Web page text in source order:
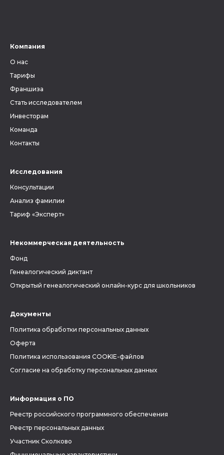
Компания
О нас
Тарифы
Франшиза
Стать исследователем
Инвесторам
Команда
Контакты
Исследования
Консультации
Анализ фамилии
Тариф «Эксперт»
Некоммерческая деятельность
Фонд
Генеалогический диктант
Открытый генеалогический онлайн-курс для школьников
Документы
Политика обработки персональных данных
Оферта
Политика использования COOKIE-файлов
Согласие на обработку персональных данных
Информация о ПО
Реестр российского программного обеспечения
Реестр персональных данных
Участник Сколково